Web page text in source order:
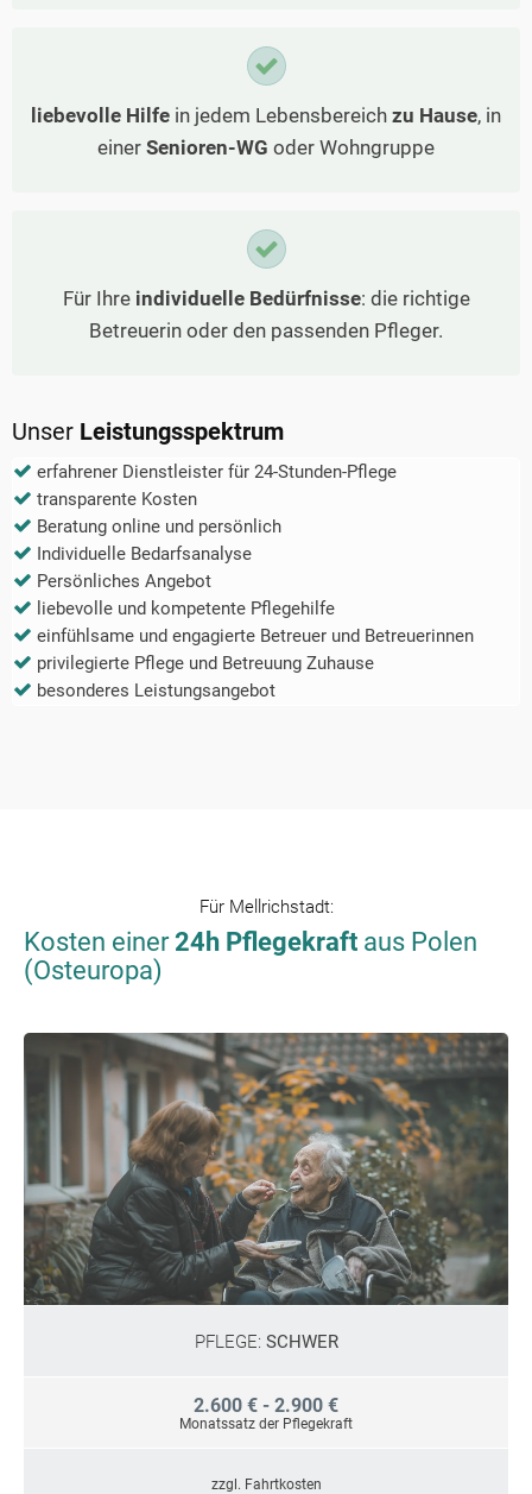
liebevolle Hilfe in jedem Lebensbereich zu Hause, in
einer Senioren-WG oder Wohngruppe
Für Ihre individuelle Bedürfnisse: die richtige
Betreuerin oder den passenden Pfleger.
Unser Leistungsspektrum
erfahrener Dienstleister für 24-Stunden-Pflege
transparente Kosten
Beratung online und persönlich
Individuelle Bedarfsanalyse
Persönliches Angebot
liebevolle und kompetente Pflegehilfe
einfühlsame und engagierte Betreuer und Betreuerinnen
privilegierte Pflege und Betreuung Zuhause
besonderes Leistungsangebot
Für Mellrichstadt:
Kosten einer24h Pflegekraft aus Polen
(Osteuropa)
PFLEGE: SCHWER
2.600 € - 2.900 €
Monatssatz der Pflegekraft
zzgl. Fahrtkosten